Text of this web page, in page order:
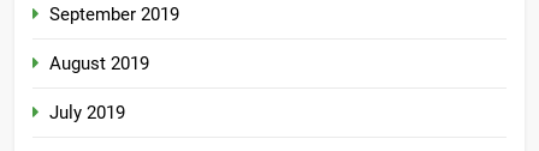
September 2019
August 2019
July 2019